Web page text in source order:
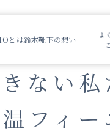
とは鈴木靴下の想い
よ
ない
温フィー